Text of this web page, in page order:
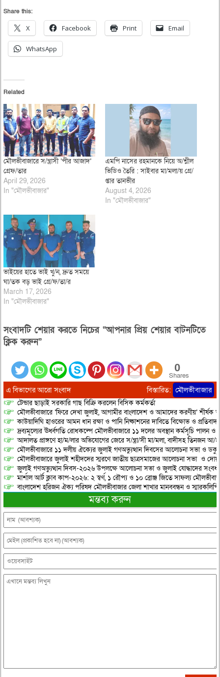
Share this:
X Facebook Print Email
WhatsApp
Related
মৌলভীবাজারে স/ন্ত্রাসী ‘পীর আজাদ’
গ্রেফ/তার
April 29, 2026
In "মৌলভীবাজার"
এমপি নাসের রহমানকে নিয়ে অ/শ্লীল
ভিডিও তৈরি : সাইবার মা/মলা/য় গ্রে/
প্তার তানভীর
August 4, 2026
In "মৌলভীবাজার"
ভাইয়ের হাতে ভাই খু/ন, দ্রুত সময়ে
ঘা/তক বড় ভাই গ্রে/ফ/তা/র
March 17, 2026
In "মৌলভীবাজার"
সংবাদটি শেয়ার করতে নিচের “আপনার প্রিয় শেয়ার বাটনটিতে
ক্লিক করুন”
0
Shares
এ বিভাগের আরো সংবাদ বিস্তারিত: মৌলভীবাজার
টেন্ডার ছাড়াই সরকারি গাছ বিক্রি করলেন বিসিক কর্মকর্তা
মৌলভীবাজারে ‘ফিরে দেখা জুলাই, আগামীর বাংলাদেশ ও আমাদের করণীয়’ শীর্ষক
কাউয়াদিঘি হাওরের আমন ধান রক্ষা ও পানি নিষ্কাশনের দাবিতে বিক্ষোভ ও
দ্রব্যমূল্যের ঊর্ধ্বগতি রোধকল্পে মৌলভীবাজারে ১১ দলের অবস্থান কর্মসূচি পালন ও
আদালত প্রাঙ্গণে হা/ম/লার অভিযোগের জেরে স/ন্ত্রা/সী মা/মলা, বাদীসহ তিনজন আ/
মৌলভীবাজারে ১১ দলীয় ঐক্যের জুলাই গণঅভ্যুত্থান দিবসের আলোচনা সভা ও
মৌলভীবাজারে জুলাই শহীদদের স্মরণে জাতীয় ছাত্রসমাজের আলোচনা সভা ও
জুলাই গণঅভ্যুত্থান দিবস-২০২৬ উপলক্ষে আলোচনা সভা ও জুলাই যোদ্ধাদের
মার্শাল আর্ট ক্লাব কাপ-২০২৬: ২ স্বর্ণ, ১ রৌপ্য ও ১০ ব্রোঞ্জ জিতে সাফল্য
বাংলাদেশ হরিজন ঐক্য পরিষদ মৌলভীবাজার জেলা শাখার মানববন্ধন ও স্মারকলিপি
মন্তব্য করুন